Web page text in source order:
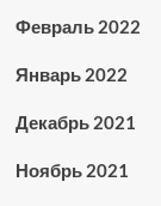
Февраль 2022
Январь 2022
Декабрь 2021
Ноябрь 2021